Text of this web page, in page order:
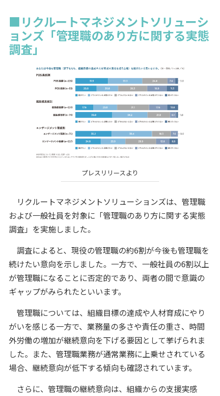
■リクルートマネジメントソリューシ
ョンズ「管理職のあり方に関する実態
調査」
プレスリリースより
リクルートマネジメントソリューションズは、管理職
および一般社員を対象に「管理職のあり方に関する実態
調査」を実施しました。
調査によると、現役の管理職の約6割が今後も管理職を
続けたい意向を示しました。一方で、一般社員の6割以上
が管理職になることに否定的であり、両者の間で意識の
ギャップがみられたといいます。
管理職については、組織目標の達成や人材育成にやり
がいを感じる一方で、業務量の多さや責任の重さ、時間
外労働の増加が継続意向を下げる要因として挙げられま
した。また、管理職業務が通常業務に上乗せされている
場合、継続意向が低下する傾向も確認されています。
さらに、管理職の継続意向は、組織からの支援実感